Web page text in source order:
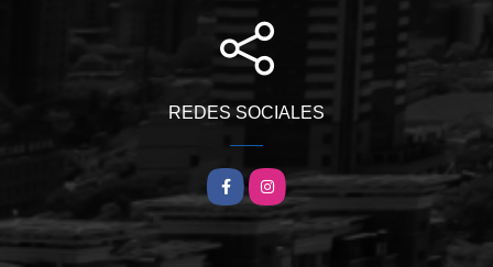
REDES SOCIALES
FacebookInstagram